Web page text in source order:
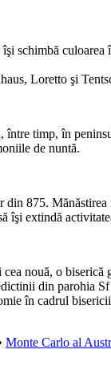
schimbă
Loretto şi
timp, în
de nuntă.
875.
îşi extindă
nouă, o
din parohia
în cadrul
Monte Carlo al